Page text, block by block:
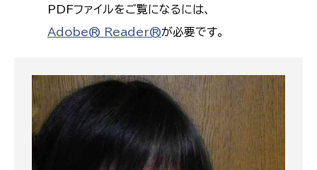
PDFファイルをご覧になるには、
Adobe® Reader®が必要です。